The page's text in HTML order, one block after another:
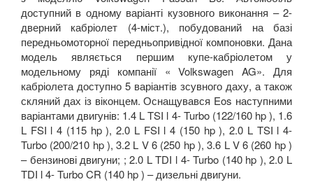
доступний в одному варіанті кузовного виконання – 2-
дверний кабріолет (4-міст.), побудований на базі
передньомоторної передньопривідної компоновки. Дана
модель являється першим купе-кабріолетом у
модельному ряді компанії « Volkswagen AG». Для
кабріолета доступно 5 варіантів зсувного даху, а також
скляний дах із віконцем. Оснащувався Eos наступними
варіантами двигунів: 1.4 L TSI l 4- Turbo (122/160 hp ), 1.6
L FSI l 4 (115 hp ), 2.0 L FSI l 4 (150 hp ), 2.0 L TSI l 4-
Turbo (200/210 hp ), 3.2 L V 6 (250 hp ), 3.6 L V 6 (260 hp )
– бензинові двигуни; ; 2.0 L TDI l 4- Turbo (140 hp ), 2.0 L
TDI l 4- Turbo CR (140 hp ) – дизельні двигуни.